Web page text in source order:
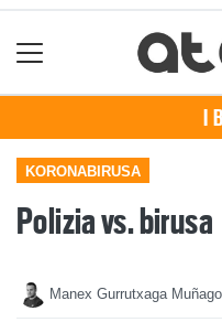
KORONABIRUSA
Polizia vs. birusa
Manex Gurrutxaga